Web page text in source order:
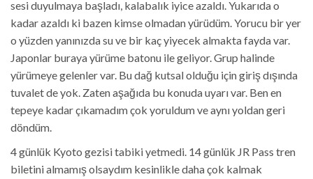
sesi duyulmaya başladı, kalabalık iyice azaldı. Yukarıda o
kadar azaldı ki bazen kimse olmadan yürüdüm. Yorucu bir yer
o yüzden yanınızda su ve bir kaç yiyecek almakta fayda var.
Japonlar buraya yürüme batonu ile geliyor. Grup halinde
yürümeye gelenler var. Bu dağ kutsal olduğu için giriş dışında
tuvalet de yok. Zaten aşağıda bu konuda uyarı var. Ben en
tepeye kadar çıkamadım çok yoruldum ve aynı yoldan geri
döndüm.
4 günlük Kyoto gezisi tabiki yetmedi. 14 günlük JR Pass tren
biletini almamış olsaydım kesinlikle daha çok kalmak